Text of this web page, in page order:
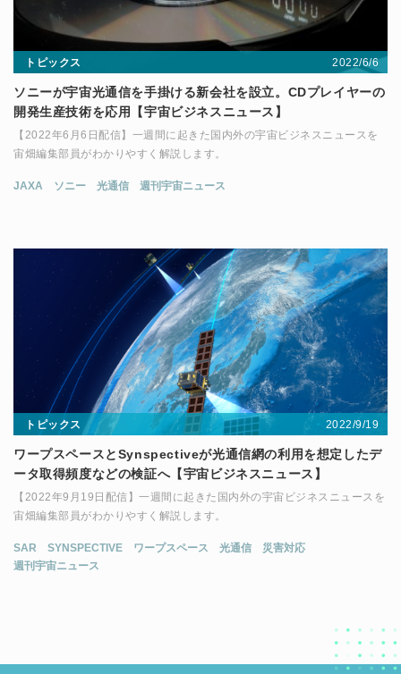
トピックス 2022/6/6
ソニーが宇宙光通信を手掛ける新会社を設立。CDプレイヤーの
開発生産技術を応用【宇宙ビジネスニュース】
【2022年6月6日配信】一週間に起きた国内外の宇宙ビジネスニュースを
宙畑編集部員がわかりやすく解説します。
JAXA ソニー 光通信 週刊宇宙ニュース
トピックス 2022/9/19
ワープスペースとSynspectiveが光通信網の利用を想定したデ
ータ取得頻度などの検証へ【宇宙ビジネスニュース】
【2022年9月19日配信】一週間に起きた国内外の宇宙ビジネスニュースを
宙畑編集部員がわかりやすく解説します。
SAR SYNSPECTIVE ワープスペース 光通信
災害対応
週刊宇宙ニュース